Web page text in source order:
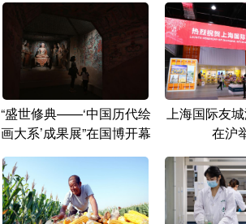
“盛世修典——‘中国历代绘
画大系’成果展”在国博开幕
上海国际友
在沪